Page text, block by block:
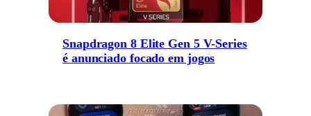
Snapdragon 8 Elite Gen 5 V-Series
é anunciado focado em jogos